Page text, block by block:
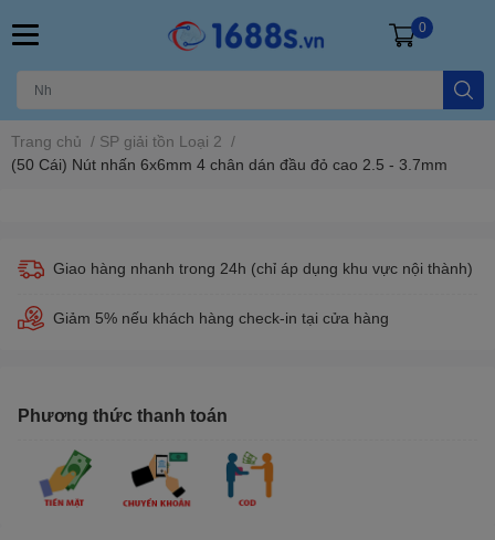
0
Trang chủ / SP giải tồn Loại 2 /
(50 Cái) Nút nhấn 6x6mm 4 chân dán đầu đỏ cao 2.5 - 3.7mm
Giao hàng nhanh trong 24h (chỉ áp dụng khu vực nội thành)
Giảm 5% nếu khách hàng check-in tại cửa hàng
Phương thức thanh toán